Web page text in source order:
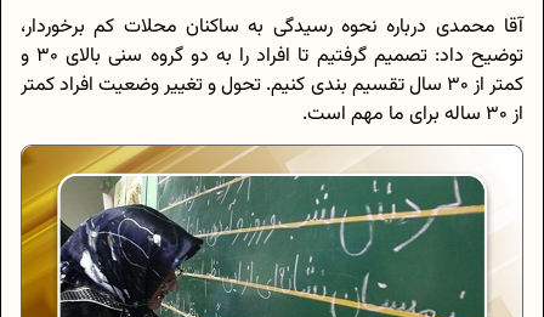
آقا محمدی درباره نحوه رسیدگی به ساکنان محلات کم برخوردار،
توضیح داد: تصمیم گرفتیم تا افراد را به دو گروه سنی بالای 30 و
کمتر از 30 سال تقسیم بندی کنیم. تحول و تغییر وضعیت افراد کمتر
از 30 ساله برای ما مهم است.